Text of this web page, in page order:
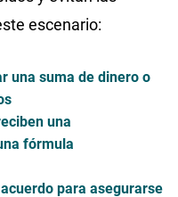
escenario:
una suma de dinero o
una
fórmula
para asegurarse